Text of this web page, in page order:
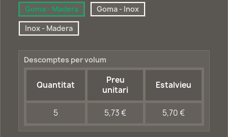
Goma - Madera
Goma - Inox
Inox - Madera
Descomptes per volum
Quantitat
Preu
unitari
Estalvieu
5 5,73 € 5,70 €